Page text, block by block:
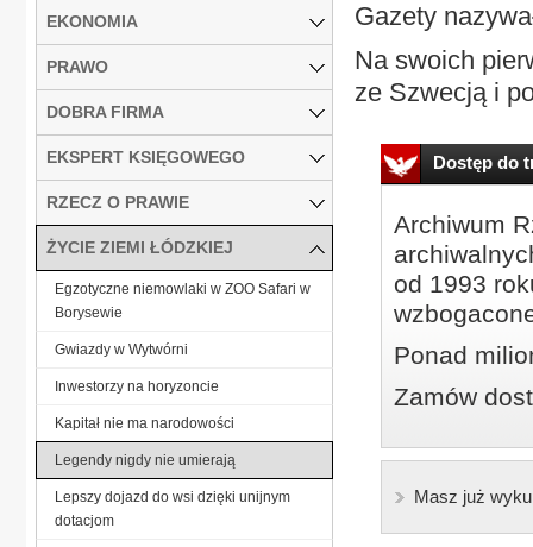
Gazety
Na swoich
ze Szwecją i
Dostęp do
Archiwum
od 1993
Ponad
Zamów
Masz już
EKONOMIA
PRAWO
DOBRA FIRMA
EKSPERT KSIĘGOWEGO
RZECZ O PRAWIE
ŻYCIE ZIEMI ŁÓDZKIEJ
Egzotyczne niemowlaki w ZOO Safari w
Borysewie
Gwiazdy w Wytwórni
Inwestorzy na horyzoncie
Kapitał nie ma narodowości
Legendy nigdy nie umierają
Lepszy dojazd do wsi dzięki unijnym
dotacjom